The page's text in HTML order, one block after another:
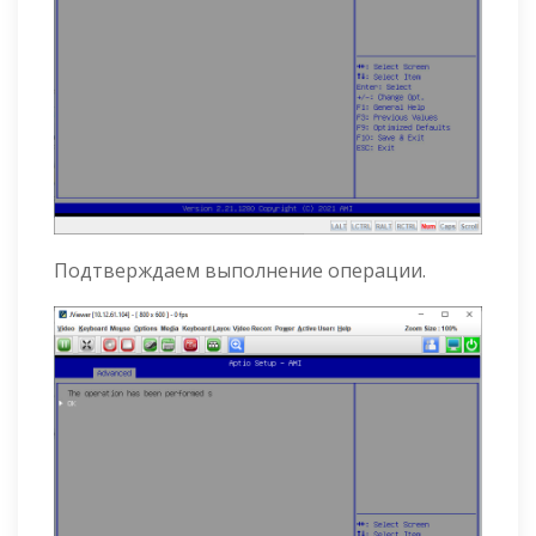
Подтверждаем выполнение операции.